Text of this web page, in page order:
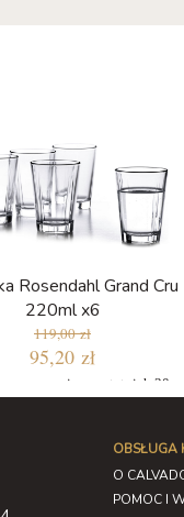
Rosendahl Grand Cru
220ml x6
119,00 zł
95,20 zł
cena w ciągu ostatnich 30
dni: 95,20 zł
OBSŁUGA
O
POMOC I